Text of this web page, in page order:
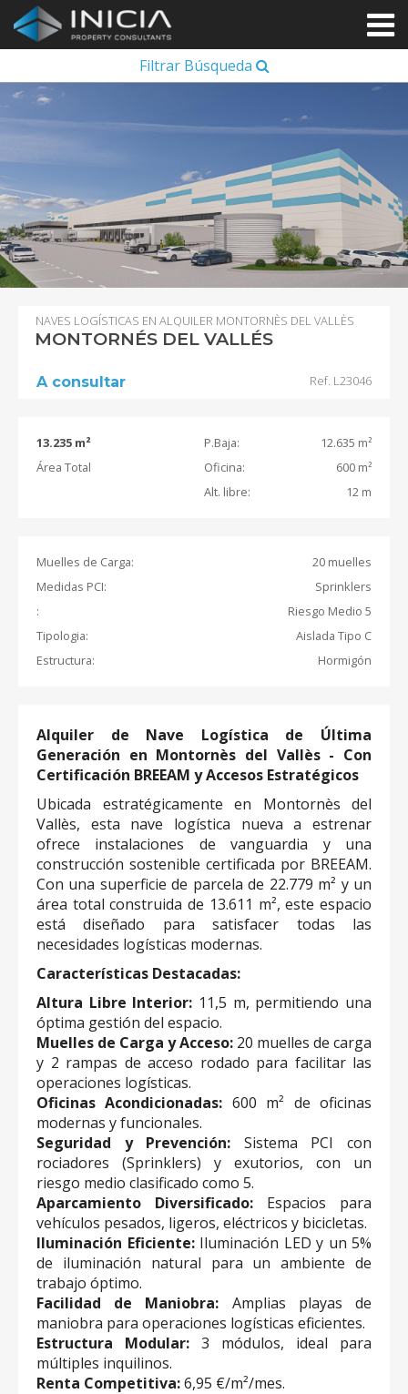
Filtrar Búsqueda
NAVES LOGÍSTICAS EN ALQUILER MONTORNÈS DEL VALLÈS
MONTORNÉS DEL VALLÉS
Ref. L23046
A consultar
13.235 m²
Área Total
P.Baja:
12.635 m²
Oficina:
600 m²
Alt. libre:
12 m
Muelles de Carga:
20 muelles
Medidas PCI:
Sprinklers
:
Riesgo Medio 5
Tipologia:
Aislada Tipo C
Estructura:
Hormigón
Alquiler de Nave Logística de Última
Generación en Montornès del Vallès - Con
Certificación BREEAM y Accesos Estratégicos
Ubicada estratégicamente en Montornès del
Vallès, esta nave logística nueva a estrenar
ofrece instalaciones de vanguardia y una
construcción sostenible certificada por BREEAM.
Con una superficie de parcela de 22.779 m² y un
área total construida de 13.611 m², este espacio
está diseñado para satisfacer todas las
necesidades logísticas modernas.
Características Destacadas:
Altura Libre Interior: 11,5 m, permitiendo una
óptima gestión del espacio.
Muelles de Carga y Acceso: 20 muelles de carga
y 2 rampas de acceso rodado para facilitar las
operaciones logísticas.
Oficinas Acondicionadas: 600 m² de oficinas
modernas y funcionales.
Seguridad y Prevención: Sistema PCI con
rociadores (Sprinklers) y exutorios, con un
riesgo medio clasificado como 5.
Aparcamiento Diversificado: Espacios para
vehículos pesados, ligeros, eléctricos y bicicletas.
Iluminación Eficiente:Iluminación LED y un 5%
de iluminación natural para un ambiente de
trabajo óptimo.
Facilidad de Maniobra: Amplias playas de
maniobra para operaciones logísticas eficientes.
Estructura Modular: 3 módulos, ideal para
múltiples inquilinos.
Renta Competitiva:6,95 €/m²/mes.